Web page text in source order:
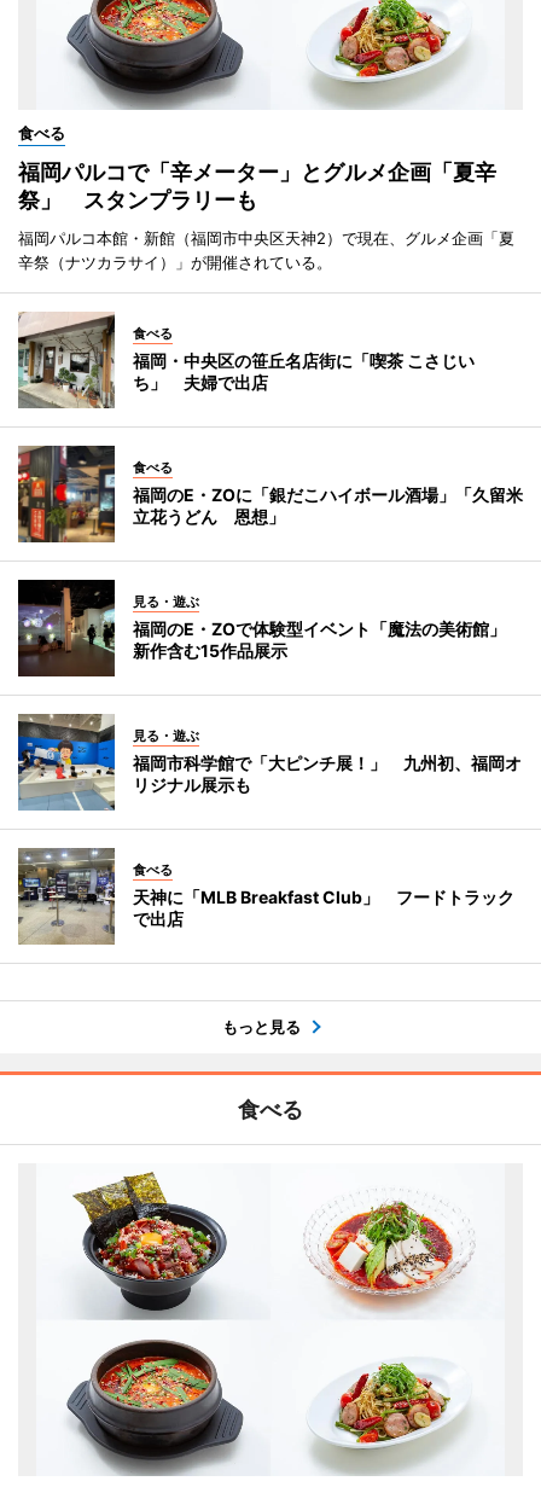
食べる
福岡パルコで「辛メーター」とグルメ企画「夏辛
祭」 スタンプラリーも
福岡パルコ本館・新館（福岡市中央区天神2）で現在、グルメ企画「夏
辛祭（ナツカラサイ）」が開催されている。
食べる
福岡・中央区の笹丘名店街に「喫茶 こさじい
ち」 夫婦で出店
食べる
福岡のE・ZOに「銀だこハイボール酒場」「久留米
立花うどん 恩想」
見る・遊ぶ
福岡のE・ZOで体験型イベント「魔法の美術館」
新作含む15作品展示
見る・遊ぶ
福岡市科学館で「大ピンチ展！」 九州初、福岡オ
リジナル展示も
食べる
天神に「MLB Breakfast Club」 フードトラック
で出店
もっと見る
食べる